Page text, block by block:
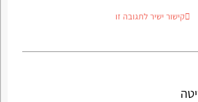
קישור ישיר לתגובה זו